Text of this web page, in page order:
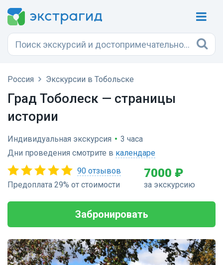
Россия Экскурсии в Тобольске
Град Тоболеск — страницы
истории
Индивидуальная экскурсия • 3 часа
Дни проведения смотрите в календаре
90 отзывов
Предоплата 29% от стоимости
7000 ₽
за экскурсию
Забронировать